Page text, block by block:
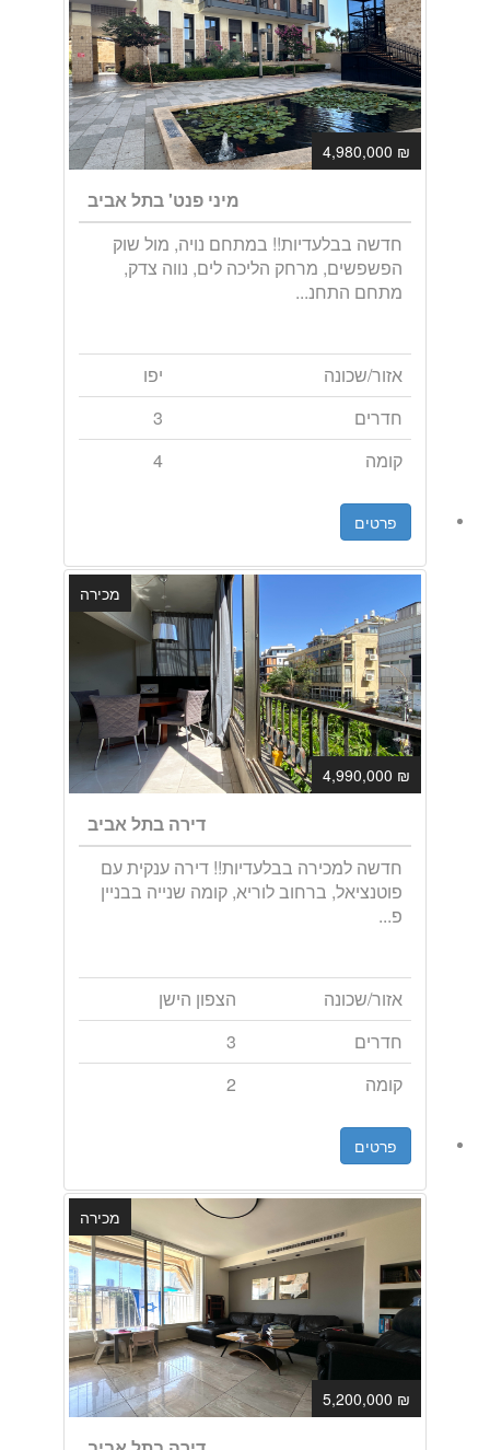
₪ 4,980,000
מיני פנט' בתל אביב
חדשה בבלעדיות!! במתחם נויה, מול שוק
הפשפשים, מרחק הליכה לים, נווה צדק,
מתחם התחנ...
אזור/שכונה
יפו
חדרים
3
קומה
4
פרטים
₪ 4,990,000
מכירה
דירה בתל אביב
חדשה למכירה בבלעדיות!! דירה ענקית עם
פוטנציאל, ברחוב לוריא, קומה שנייה בבניין
פ...
אזור/שכונה
הצפון הישן
חדרים
3
קומה
2
פרטים
₪ 5,200,000
מכירה